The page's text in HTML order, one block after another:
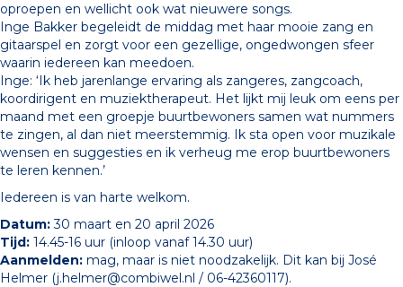
oproepen en wellicht ook wat nieuwere songs.
Inge Bakker begeleidt de middag met haar mooie zang en
gitaarspel en zorgt voor een gezellige, ongedwongen sfeer
waarin iedereen kan meedoen.
Inge: ‘Ik heb jarenlange ervaring als zangeres, zangcoach,
koordirigent en muziektherapeut. Het lijkt mij leuk om eens per
maand met een groepje buurtbewoners samen wat nummers
te zingen, al dan niet meerstemmig. Ik sta open voor muzikale
wensen en suggesties en ik verheug me erop buurtbewoners
te leren kennen.’
Iedereen is van harte welkom.
Datum:30 maart en 20 april 2026
Tijd: 14.45-16 uur (inloop vanaf 14.30 uur)
Aanmelden: mag, maar is niet noodzakelijk. Dit kan bij José
Helmer (j.helmer@combiwel.nl / 06-42360117).